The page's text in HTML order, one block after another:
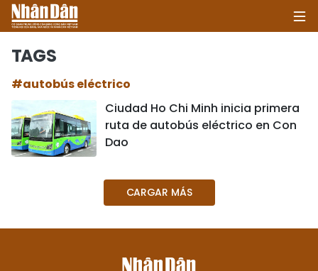
POLÍTICA
SOCIEDAD
SALUD - MEDIO AMBIENTE
CULTURA - ENTRETENIMIENTO
TAGS
#autobús eléctrico
Ciudad Ho Chi Minh inicia primera
ruta de autobús eléctrico en Con
Dao
CARGAR MÁS